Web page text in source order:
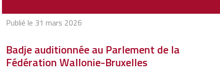
Publié le 31 mars 2026
Badje auditionnée au Parlement de la
Fédération Wallonie-Bruxelles